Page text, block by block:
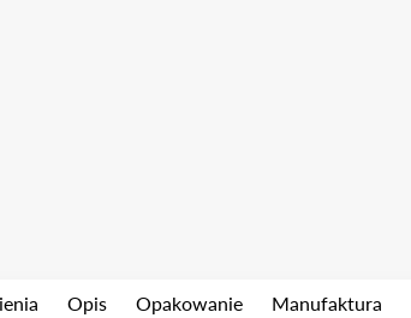
Opis Opakowanie Manufaktura